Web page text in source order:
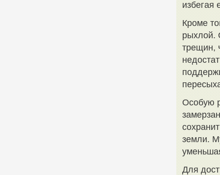
избегая
Кроме
рыхлой.
трещин,
Особую
земли.
Для